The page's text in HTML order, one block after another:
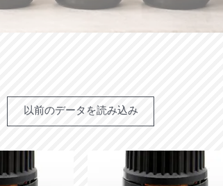
以前のデータを読み込み